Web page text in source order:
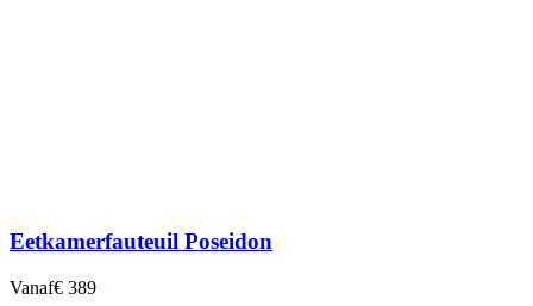
Eetkamerfauteuil Poseidon
Vanaf€ 389